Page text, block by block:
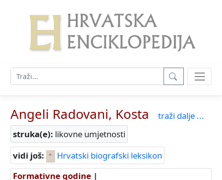
Angeli Radovani, Kosta
traži dalje ...
struka(e): likovne umjetnosti
vidi još:
Hrvatski biografski leksikon
Formativne godine |